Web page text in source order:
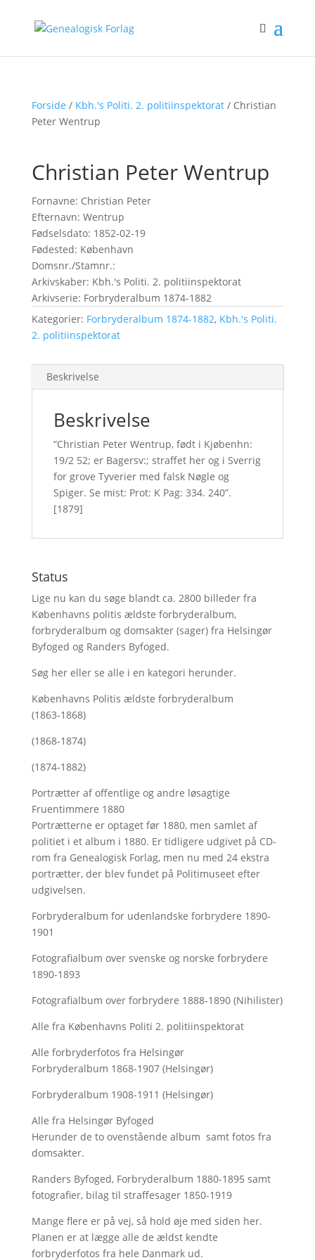
Forside / Kbh.'s Politi. 2. politiinspektorat/ Christian
Peter Wentrup
Christian Peter Wentrup
Fornavne: Christian Peter
Efternavn: Wentrup
Fødselsdato: 1852-02-19
Fødested: København
Domsnr./Stamnr.:
Arkivskaber: Kbh.'s Politi. 2. politiinspektorat
Arkivserie: Forbryderalbum 1874-1882
Kategorier: Forbryderalbum 1874-1882, Kbh.'s Politi.
2. politiinspektorat
Beskrivelse
Beskrivelse
“Christian Peter Wentrup, født i Kjøbenhn:
19/2 52; er Bagersv:; straffet her og i Sverrig
for grove Tyverier med falsk Nøgle og
Spiger. Se mist: Prot: K Pag: 334. 240”.
[1879]
Status
Lige nu kan du søge blandt ca. 2800 billeder fra
Københavns politis ældste forbryderalbum,
forbryderalbum og domsakter (sager) fra Helsingør
Byfoged og Randers Byfoged.
Søg hereller se alle i en kategori herunder.
Københavns Politis ældste forbryderalbum
(1863-1868)
(1868-1874)
(1874-1882)
Portrætter af offentlige og andre løsagtige
Fruentimmere 1880
Portrætterne er optaget før 1880, men samlet af
politiet i et album i 1880. Er tidligere udgivet på CD-
rom fra Genealogisk Forlag, men nu med 24 ekstra
portrætter, der blev fundet på Politimuseet efter
udgivelsen.
Forbryderalbum for udenlandske forbrydere 1890-
1901
Fotografialbum over svenske og norske forbrydere
1890-1893
Fotografialbum over forbrydere 1888-1890 (Nihilister)
Alle fra Københavns Politi 2. politiinspektorat
Alle forbryderfotos fra Helsingør
Forbryderalbum 1868-1907 (Helsingør)
Forbryderalbum 1908-1911 (Helsingør)
Alle fra Helsingør Byfoged
Herunder de to ovenstående album samt fotos fra
domsakter.
Randers Byfoged, Forbryderalbum 1880-1895 samt
fotografier, bilag til straffesager 1850-1919
Mange flere er på vej, så hold øje med siden her.
Planen er at lægge alle de ældst kendte
forbryderfotos fra hele Danmark ud.